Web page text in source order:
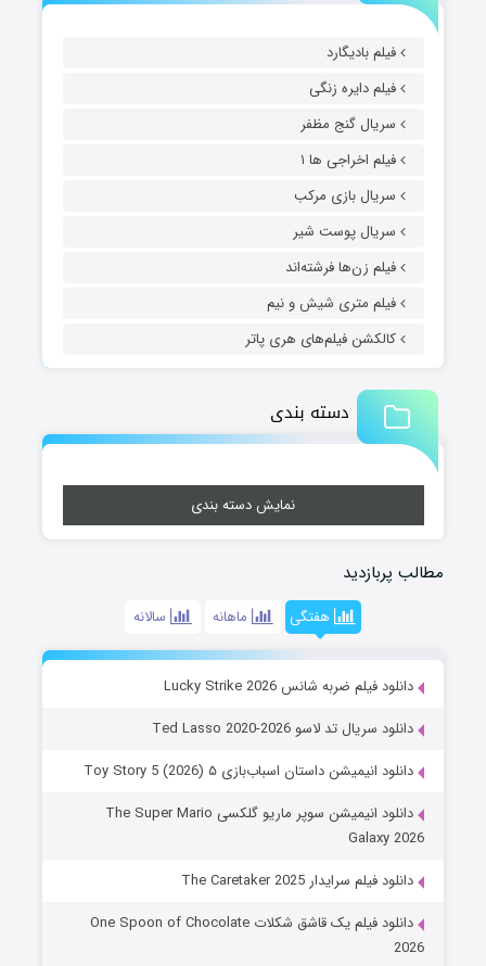
فیلم بادیگارد
فیلم دایره زنگی
سریال گنج مظفر
فیلم اخراجی ها ۱
سریال بازی مرکب
سریال پوست شیر
فیلم زن‌ها فرشته‌اند
فیلم متری شیش و نیم
کالکشن فیلم‌های هری پاتر
دسته بندی
نمایش دسته بندی
مطالب پربازدید
هفتگی ماهانه سالانه
دانلود فیلم ضربه شانس Lucky Strike 2026
دانلود سریال تد لاسو Ted Lasso 2020-2026
دانلود انیمیشن داستان اسباب‌بازی ۵ Toy Story 5 (2026)
دانلود انیمیشن سوپر ماریو گلکسی The Super Mario
Galaxy 2026
دانلود فیلم سرایدار The Caretaker 2025
دانلود فیلم یک قاشق شکلات One Spoon of Chocolate
2026